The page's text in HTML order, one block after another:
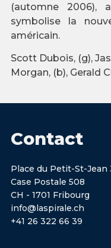
(automne 2006),
symbolise la
américain.
Scott Dubois, (g),
Morgan, (b), Gerald
Contact
Place du Petit-St-Jean
Case Postale 508
CH - 1701 Fribourg
info@laspirale.ch
+41 26 322 66 39